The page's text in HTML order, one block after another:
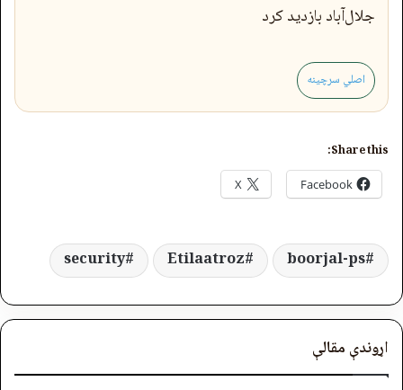
جلال‌آباد بازدید کرد
اصلي سرچینه
Share this:
Facebook
X
boorjal-ps
Etilaatroz
security
اړوندې مقالې